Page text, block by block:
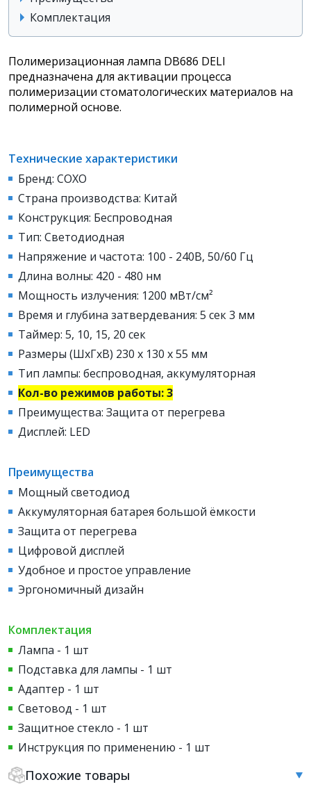
Похожие товары
Комплектация
Полимеризационная лампа DB686 DELI
предназначена для активации процесса
полимеризации стоматологических материалов на
полимерной основе.
Технические характеристики
Бренд: COXO
Страна производства: Китай
Конструкция: Беспроводная
Тип: Светодиодная
Напряжение и частота: 100 - 240В, 50/60 Гц
Длина волны: 420 - 480 нм
Мощность излучения: 1200 мВт/см²
Время и глубина затвердевания: 5 сек 3 мм
Таймер: 5, 10, 15, 20 сек
Размеры (ШхГхВ) 230 x 130 x 55 мм
Тип лампы: беспроводная, аккумуляторная
Кол-во режимов работы: 3
Преимущества: Защита от перегрева
Дисплей: LED
Преимущества
Мощный светодиод
Аккумуляторная батарея большой ёмкости
Защита от перегрева
Цифровой дисплей
Удобное и простое управление
Эргономичный дизайн
Комплектация
Лампа - 1 шт
Подставка для лампы - 1 шт
Адаптер - 1 шт
Световод - 1 шт
Защитное стекло - 1 шт
Инструкция по применению - 1 шт